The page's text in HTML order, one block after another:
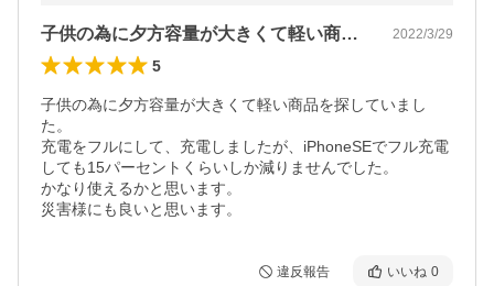
子供の為に夕方容量が大きくて軽い商品を… 2022/3/29
5
子供の為に夕方容量が大きくて軽い商品を探していまし
た。
充電をフルにして、充電しましたが、iPhoneSEでフル充電
しても15パーセントくらいしか減りませんでした。
かなり使えるかと思います。
災害様にも良いと思います。
違反報告 いいね 0